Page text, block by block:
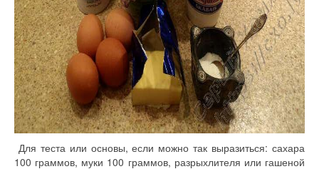
Для теста или основы, если можно так выразиться: сахара
100 граммов, муки 100 граммов, разрыхлителя или гашеной